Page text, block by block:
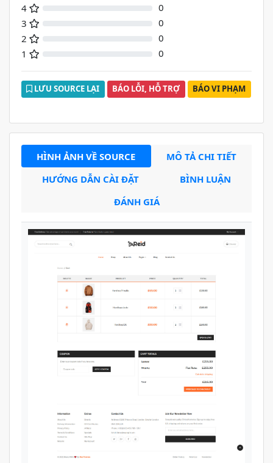
4
0
3
0
2
0
1
0
LƯU SOURCE LẠI BÁO LỖI, HỖ TRỢ BÁO VI PHẠM
HÌNH ẢNH VỀ SOURCE
MÔ TẢ CHI TIẾT
HƯỚNG DẪN CÀI ĐẶT
BÌNH LUẬN
ĐÁNH GIÁ